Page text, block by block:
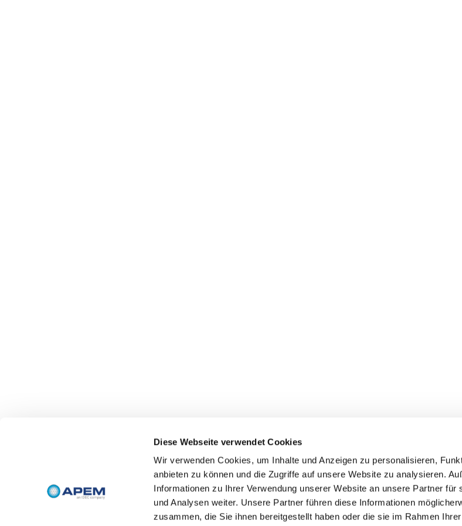
Diese Webseite verwendet Cookies
Wir verwenden Cookies, um Inhalte und Anzeigen zu personalisieren,
anbieten zu können und die Zugriffe auf unsere Website zu analysieren.
Informationen zu Ihrer Verwendung unserer Website an unsere Partner für
und Analysen weiter. Unsere Partner führen diese Informationen
zusammen, die Sie ihnen bereitgestellt haben oder die sie im Rahmen